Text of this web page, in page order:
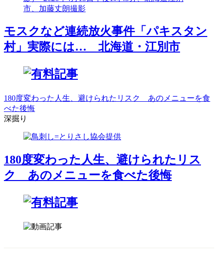
モスクなど連続放火事件「パキスタン
村」実際には… 北海道・江別市
180度変わった人生、避けられたリスク あのメニューを食
べた後悔
深掘り
180度変わった人生、避けられたリス
ク あのメニューを食べた後悔